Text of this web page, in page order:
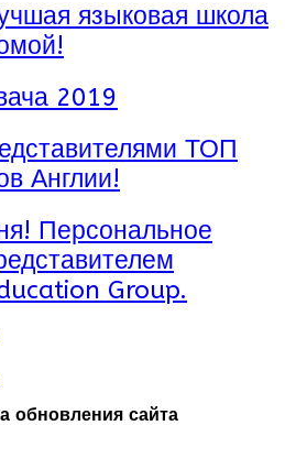
Министерством
медицинского
в Великобритании.
языковая школа
2019
ТОП
Англии!
Персональное
Group.
обновления сайта